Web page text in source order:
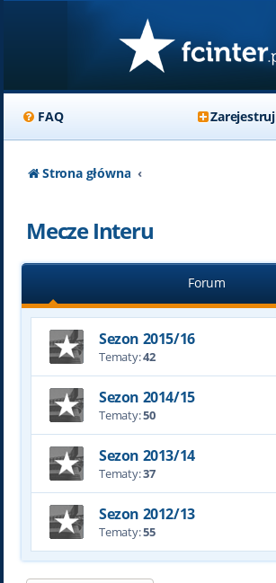
FAQ
Strona główna
Mecze Interu
Forum
Sezon 2015/16
Tematy:42
Sezon 2014/15
Tematy:50
Sezon 2013/14
Tematy:37
Sezon 2012/13
Tematy:55